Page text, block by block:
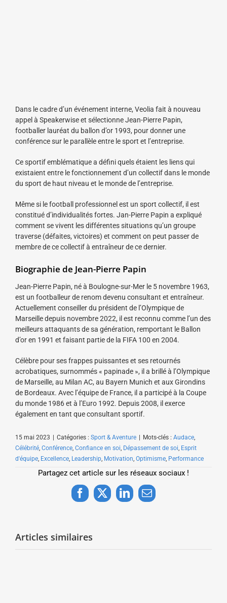
Dans le cadre d’un événement interne, Veolia fait à nouveau
appel à Speakerwise et sélectionne Jean-Pierre Papin,
footballer lauréat du ballon d’or 1993, pour donner une
conférence sur le parallèle entre le sport et l’entreprise.
Ce sportif emblématique a défini quels étaient les liens qui
existaient entre le fonctionnement d’un collectif dans le monde
du sport de haut niveau et le monde de l’entreprise.
Même si le football professionnel est un sport collectif, il est
constitué d’individualités fortes. Jan-Pierre Papin a expliqué
comment se vivent les différentes situations qu’un groupe
traverse (défaites, victoires) et comment on peut passer de
membre de ce collectif à entraîneur de ce dernier.
Biographie de Jean-Pierre Papin
Jean-Pierre Papin, né à Boulogne-sur-Mer le 5 novembre 1963,
est un footballeur de renom devenu consultant et entraîneur.
Actuellement conseiller du président de l’Olympique de
Marseille depuis novembre 2022, il est reconnu comme l’un des
meilleurs attaquants de sa génération, remportant le Ballon
d’or en 1991 et faisant partie de la FIFA 100 en 2004.
Célèbre pour ses frappes puissantes et ses retournés
acrobatiques, surnommés « papinade », il a brillé à l’Olympique
de Marseille, au Milan AC, au Bayern Munich et aux Girondins
de Bordeaux. Avec l’équipe de France, il a participé à la Coupe
du monde 1986 et à l’Euro 1992. Depuis 2008, il exerce
également en tant que consultant sportif.
15 mai 2023 Catégories : Sport & Aventure Mots-clés : Audace,
Célébrité, Conférence, Confiance en soi, Dépassement de soi, Esprit
d'équipe, Excellence, Leadership, Motivation, Optimisme, Performance
Partagez cet article sur les réseaux sociaux !
Facebook
X LinkedInEmail
Articles similaires